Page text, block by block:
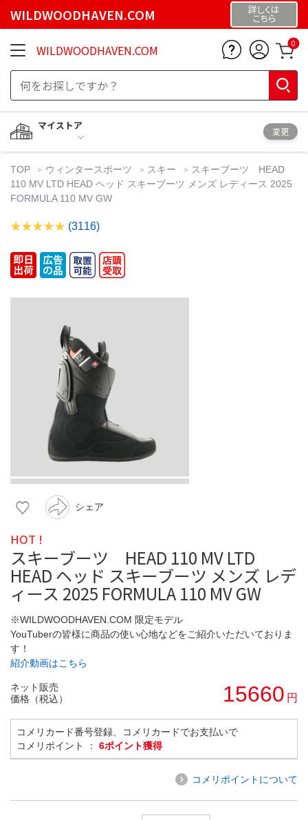
WILDWOODHAVEN.COM 詳しくは
こちら
WILDWOODHAVEN.COM 0
マイストア
変更
TOP ウィンタースポーツ スキー
スキーブーツ HEAD
110 MV LTD HEAD ヘッド スキーブーツ メンズ レディース 2025
FORMULA 110 MV GW
(3116)
シェア
HOT !
スキーブーツ HEAD 110 MV LTD
HEAD ヘッド スキーブーツ メンズ レデ
ィース 2025 FORMULA 110 MV GW
※WILDWOODHAVEN.COM 限定モデル
YouTuberの皆様に商品の使い心地などをご紹介いただいておりま
す！
紹介動画はこちら
ネット販売
価格（税込）
15660 円
コメリカード番号登録、コメリカードでお支払いで
コメリポイント ： 6ポイント獲得
コメリポイントについて